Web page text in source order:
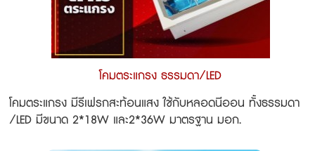
โคมตระแกรง ธรรมดา/LED
โคมตระแกรง มีรีเฟรกสะท้อนแสง ใช้กับหลอดนีออน ทั้งธรรมดา
/LED มีขนาด 2*18W และ2*36W มาตรฐาน มอก.